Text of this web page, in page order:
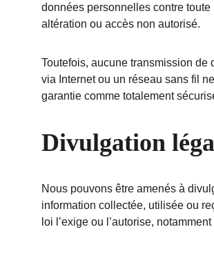
données personnelles contre toute
altération ou accès non autorisé.
Toutefois, aucune transmission de
via Internet ou un réseau sans fil
garantie comme totalement
Divulgation
Nous pouvons être amenés à
information collectée, utilisée ou
loi l’exige ou l’autorise,